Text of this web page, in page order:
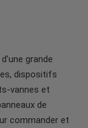
grande
dispositifs
vannes et
de
commander et